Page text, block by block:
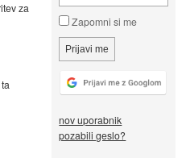
Zapomni si me
nov uporabnik
pozabili geslo?
za